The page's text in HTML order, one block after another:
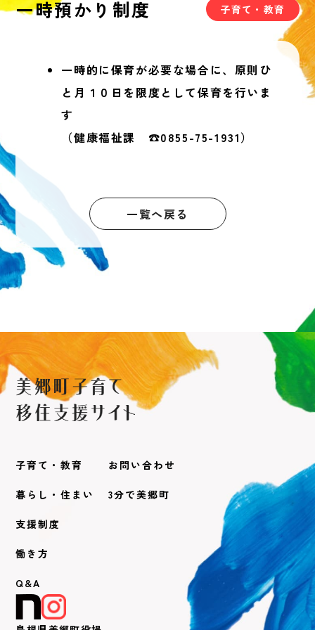
一時預かり制度 子育て・教育
一時的に保育が必要な場合に、原則ひ
と月１０日を限度として保育を行いま
す
（健康福祉課 ☎0855-75-1931）
一覧へ戻る
子育て・教育
暮らし・住まい
支援制度
働き方
Q&A
お問い合わせ
3分で美郷町